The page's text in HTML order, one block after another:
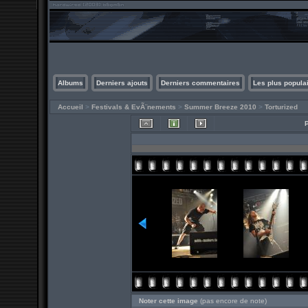
Albums Derniers ajouts Derniers commentaires Les plus
Accueil > Festivals & EvÃ¨nements > Summer Breeze 2010 > Torturized
Noter cette image (pas encore de note)